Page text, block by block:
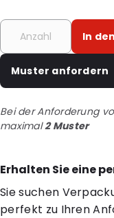
In
Muster anfordern
Bei der Anforderung
maximal2 Muster
Erhalten Sie eine
Sie suchen
perfekt zu Ihren